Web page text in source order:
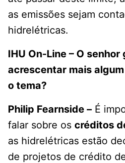
as emissões sejam
hidrelétricas.
IHU On-Line – O
acrescentar mais
o tema?
Philip Fearnside – É
falar sobre os créditos
as hidrelétricas estão
de projetos de crédito